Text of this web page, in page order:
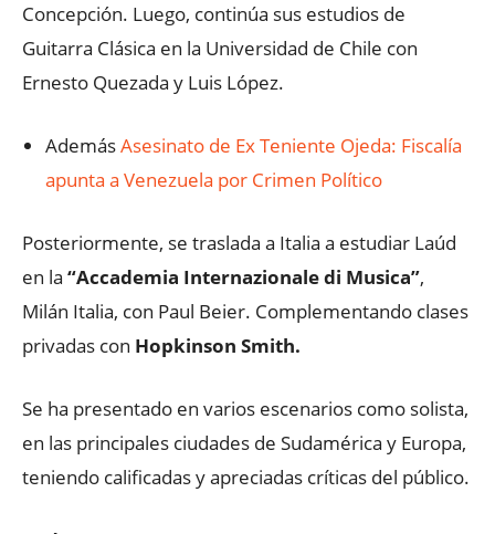
Concepción. Luego, continúa sus estudios de
Guitarra Clásica en la Universidad de Chile con
Ernesto Quezada y Luis López.
AdemásAsesinato de Ex Teniente Ojeda: Fiscalía
apunta a Venezuela por Crimen Político
Posteriormente, se traslada a Italia a estudiar Laúd
en la “Accademia Internazionale di Musica”,
Milán Italia, con Paul Beier. Complementando clases
privadas con Hopkinson Smith.
Se ha presentado en varios escenarios como solista,
en las principales ciudades de Sudamérica y Europa,
teniendo calificadas y apreciadas críticas del público.